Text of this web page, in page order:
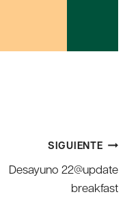
SIGUIENTE
Desayuno 22@update
breakfast